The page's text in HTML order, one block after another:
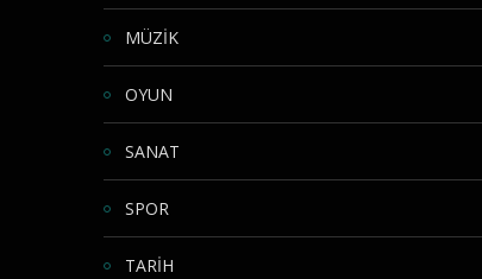
MÜZİK
OYUN
SANAT
SPOR
TARİH